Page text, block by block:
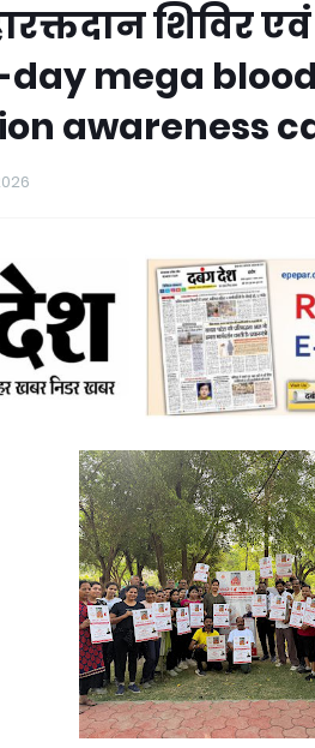
शिविर
mega
awareness